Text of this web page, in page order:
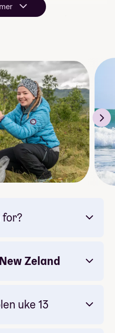
Zealand
Her kombinerer vi
beste, med alt fra
og utforsking av
Espen
for?
New Zeland
uke 13